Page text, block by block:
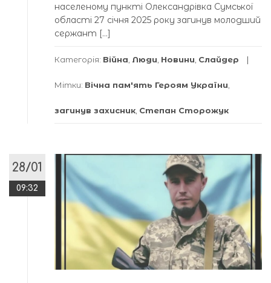
населеному пункті Олександрівка Сумської
області 27 січня 2025 року загинув молодший
сержант […]
Категорія: Війна Люди Новини Слайдер
Мітки: Вічна пам'ять Героям України
загинув захисник Степан Сторожук
28/01
09:32